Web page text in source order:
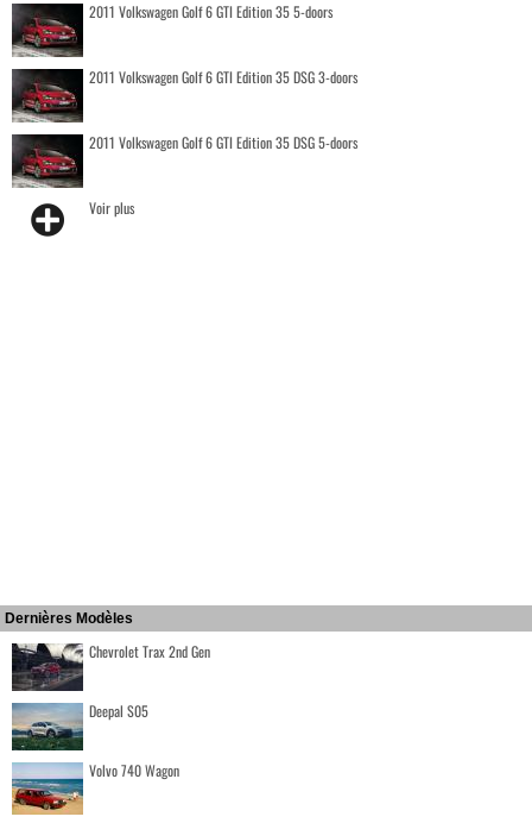
2011 Volkswagen Golf 6 GTI Edition 35 5-doors
2011 Volkswagen Golf 6 GTI Edition 35 DSG 3-doors
2011 Volkswagen Golf 6 GTI Edition 35 DSG 5-doors
Voir plus
Dernières Modèles
Chevrolet Trax 2nd Gen
Deepal S05
Volvo 740 Wagon